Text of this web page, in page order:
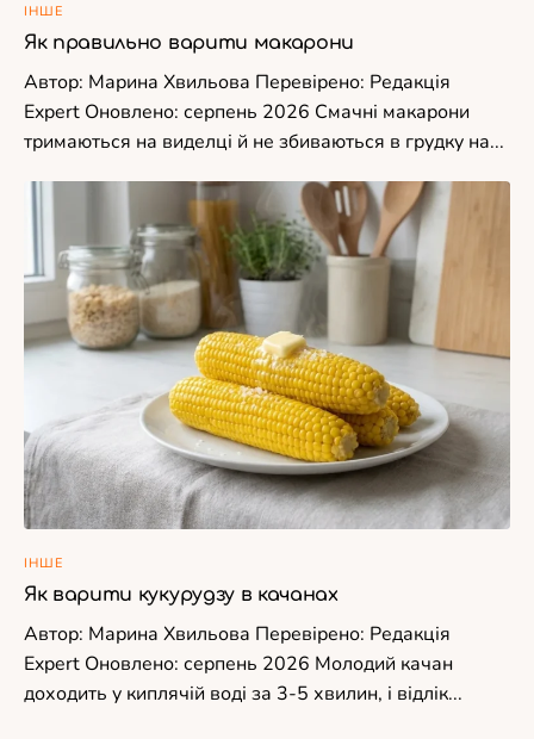
ІНШЕ
Як правильно варити макарони
Автор: Марина Хвильова Перевірено: Редакція
Expert Оновлено: серпень 2026 Смачні макарони
тримаються на виделці й не збиваються в грудку на...
ІНШЕ
Як варити кукурудзу в качанах
Автор: Марина Хвильова Перевірено: Редакція
Expert Оновлено: серпень 2026 Молодий качан
доходить у киплячій воді за 3-5 хвилин, і відлік...